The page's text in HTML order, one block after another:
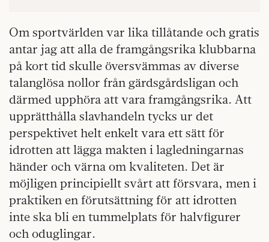
Om sportvärlden var lika tillåtande och gratis
antar jag att alla de framgångsrika klubbarna
på kort tid skulle översvämmas av diverse
talanglösa nollor från gärdsgårdsligan och
därmed upphöra att vara framgångsrika. Att
upprätthålla slavhandeln tycks ur det
perspektivet helt enkelt vara ett sätt för
idrotten att lägga makten i lagledningarnas
händer och värna om kvaliteten. Det är
möjligen principiellt svårt att försvara, men i
praktiken en förutsättning för att idrotten
inte ska bli en tummelplats för halvfigurer
och oduglingar.